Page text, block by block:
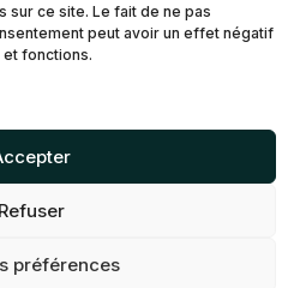
sur ce site. Le fait de ne pas
peut avoir un effet négatif
fonctions.
Refuser
préférences
(CA)
Tous
My Little